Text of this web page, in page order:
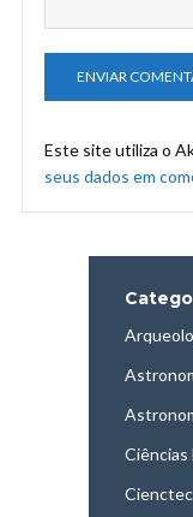
Este site utiliza o
seus dados em
Ciências
Cienctec